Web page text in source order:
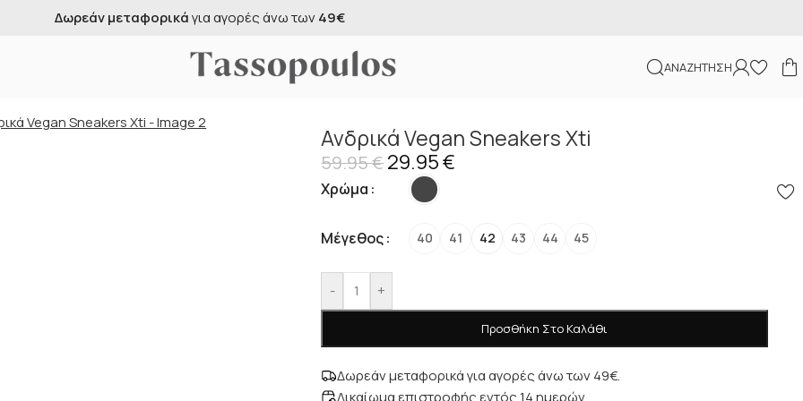
άνω των49€ Δωρεάν αντικαταβολή
ΑΝΑΖΉΤΗΣΗ
Ανδρικά Vegan Sneakers Xti
59.95€29.95€
Χρώμα
Μέγεθος 40 41 42 43 44 45
- +
Προσθήκη Στο Καλάθι
Δωρεάν μεταφορικά για αγορές άνω των 49€.
Δικαίωμα επιστροφής εντός 14 ημερών.